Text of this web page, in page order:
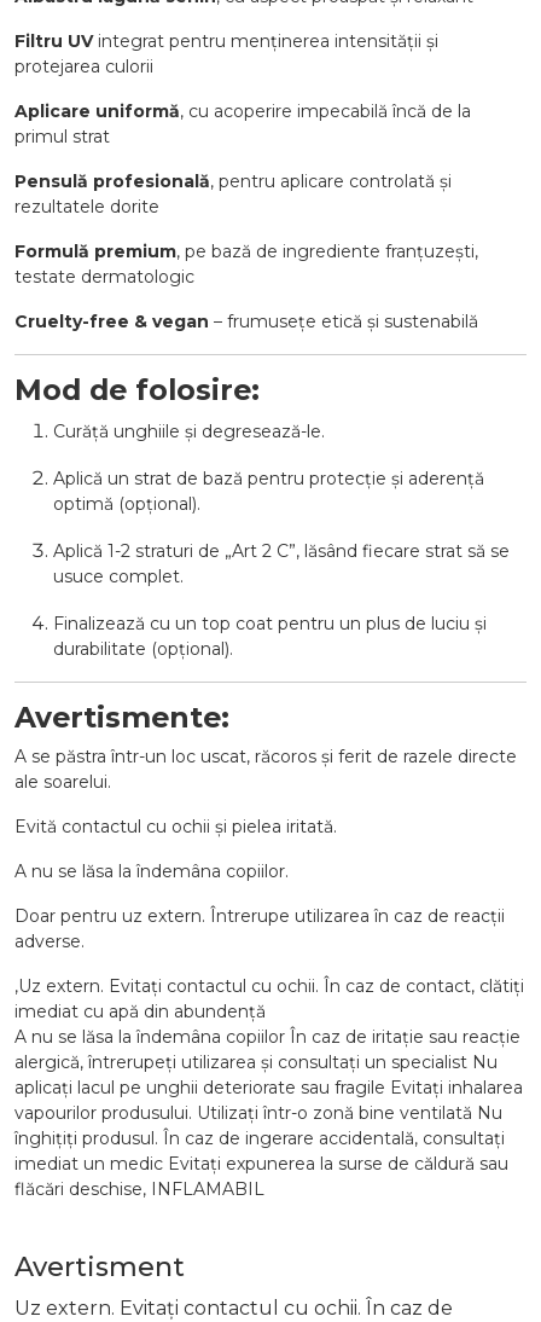
Filtru UVintegrat pentru menținerea intensității și
protejarea culorii
Aplicare uniformă, cu acoperire impecabilă încă de la
primul strat
Pensulă profesională, pentru aplicare controlată și
rezultatele dorite
Formulă premium, pe bază de ingrediente franțuzești,
testate dermatologic
Cruelty-free & vegan – frumusețe etică și sustenabilă
Mod de folosire:
Curăță unghiile și degresează-le.
Aplică un strat de bază pentru protecție și aderență
optimă (opțional).
Aplică 1-2 straturi de „Art 2 C”, lăsând fiecare strat să se
usuce complet.
Finalizează cu un top coat pentru un plus de luciu și
durabilitate (opțional).
Avertismente:
A se păstra într-un loc uscat, răcoros și ferit de razele directe
ale soarelui.
Evită contactul cu ochii și pielea iritată.
A nu se lăsa la îndemâna copiilor.
Doar pentru uz extern. Întrerupe utilizarea în caz de reacții
adverse.
,Uz extern. Evitați contactul cu ochii. În caz de contact, clătiți
imediat cu apă din abundență
A nu se lăsa la îndemâna copiilor În caz de iritație sau reacție
alergică, întrerupeți utilizarea și consultați un specialist Nu
aplicați lacul pe unghii deteriorate sau fragile Evitați inhalarea
vapourilor produsului. Utilizați într-o zonă bine ventilată Nu
înghițiți produsul. În caz de ingerare accidentală, consultați
imediat un medic Evitați expunerea la surse de căldură sau
flăcări deschise, INFLAMABIL
Avertisment
Uz extern. Evitați contactul cu ochii. În caz de